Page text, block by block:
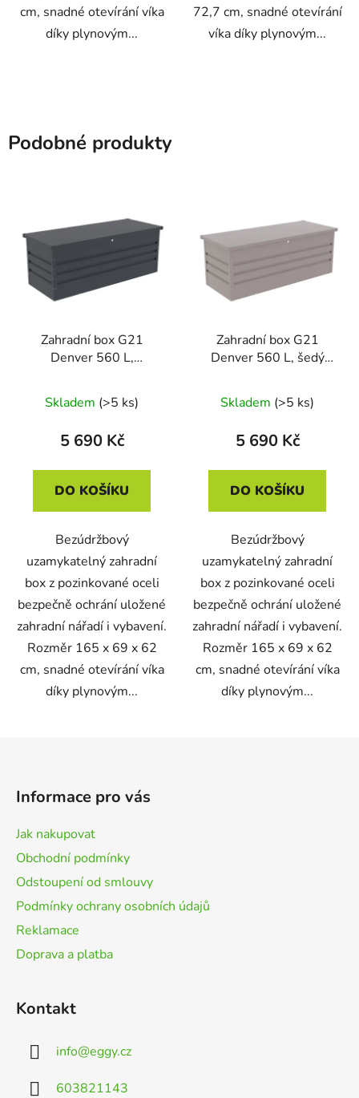
cm, snadné otevírání víka
díky plynovým...
72,7 cm, snadné otevírání
víka díky plynovým...
Podobné produkty
Zahradní box G21
Denver 560 L,
Skladem (>5 ks)
5 690 Kč
DO KOŠÍKU
Bezúdržbový
uzamykatelný zahradní
box z pozinkované oceli
bezpečně ochrání uložené
zahradní nářadí i vybavení.
Rozměr 165 x 69 x 62
cm, snadné otevírání víka
díky plynovým...
Zahradní box G21
Denver 560 L, šedý
Skladem (>5 ks)
5 690 Kč
DO KOŠÍKU
Bezúdržbový
uzamykatelný zahradní
box z pozinkované oceli
bezpečně ochrání uložené
zahradní nářadí i vybavení.
Rozměr 165 x 69 x 62
cm, snadné otevírání víka
díky plynovým...
Informace pro vás
Jak nakupovat
Obchodní podmínky
Odstoupení od smlouvy
Podmínky ochrany osobních údajů
Reklamace
Doprava a platba
Kontakt
info@eggy.cz
603821143